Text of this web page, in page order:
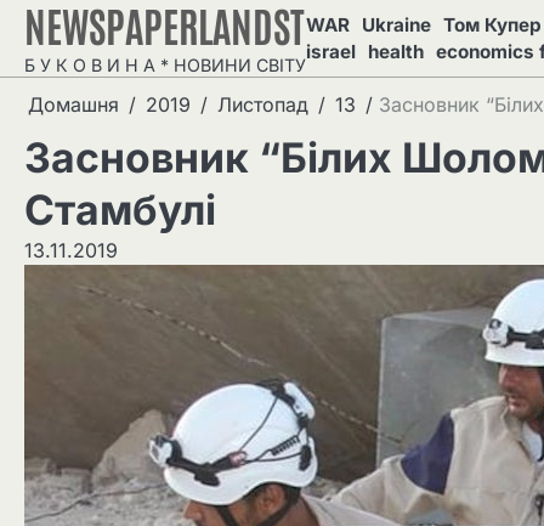
Перейти
вмісту
NEWSPAPERLANDST
Б У К О В И Н А * НОВИНИ СВІТУ
WAR Ukraine Том Купер
israel health economics
Домашня 2019 Листопад 13 Засновник
Засновник “Білих
Стамбулі
13.11.2019